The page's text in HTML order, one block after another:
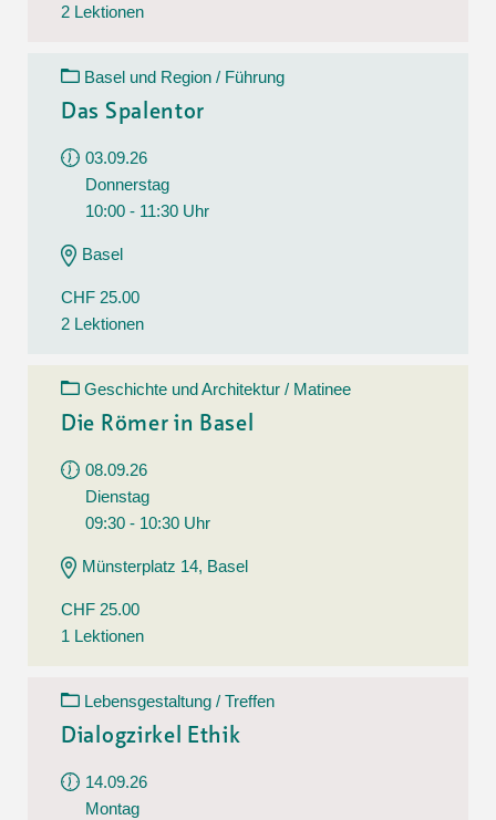
2 Lektionen
Basel und Region / Führung
Das Spalentor
03.09.26
Donnerstag
10:00 - 11:30 Uhr
Basel
CHF 25.00
2 Lektionen
Geschichte und Architektur / Matinee
Die Römer in Basel
08.09.26
Dienstag
09:30 - 10:30 Uhr
Münsterplatz 14, Basel
CHF 25.00
1 Lektionen
Lebensgestaltung / Treffen
Dialogzirkel Ethik
14.09.26
Montag